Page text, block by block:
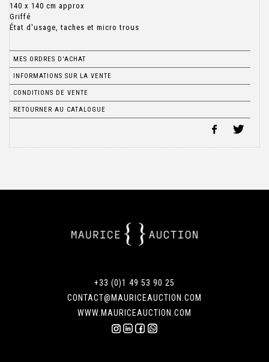
140 x 140 cm approx
Griffé
État d'usage, taches et micro trous
MES ORDRES D'ACHAT
INFORMATIONS SUR LA VENTE
CONDITIONS DE VENTE
RETOURNER AU CATALOGUE
+33 (0)1 49 53 90 25
CONTACT@MAURICEAUCTION.COM
WWW.MAURICEAUCTION.COM